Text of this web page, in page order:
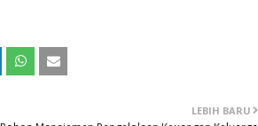
LEBIH BARU